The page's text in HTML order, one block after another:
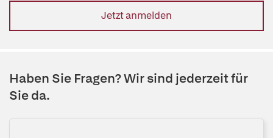
Jetzt anmelden
Haben Sie Fragen? Wir sind jederzeit für
Sie da.